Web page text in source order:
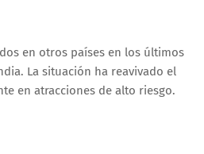
en otros países en los últimos
La situación ha reavivado el
en atracciones de alto riesgo.